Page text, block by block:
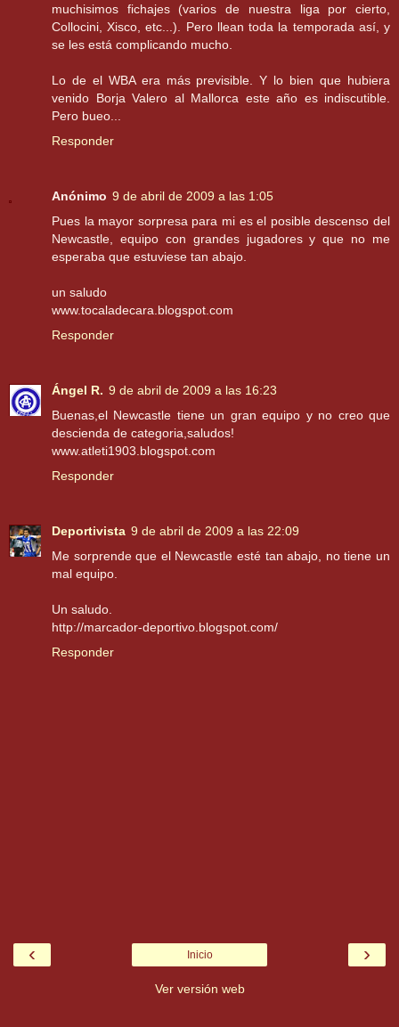
muchisimos fichajes (varios de nuestra liga por cierto,
Collocini, Xisco, etc...). Pero llean toda la temporada así, y
se les está complicando mucho.
Lo de el WBA era más previsible. Y lo bien que hubiera
venido Borja Valero al Mallorca este año es indiscutible.
Pero bueo...
Responder
Anónimo 9 de abril de 2009 a las 1:05
Pues la mayor sorpresa para mi es el posible descenso del
Newcastle, equipo con grandes jugadores y que no me
esperaba que estuviese tan abajo.
un saludo
www.tocaladecara.blogspot.com
Responder
Ángel R. 9 de abril de 2009 a las 16:23
Buenas,el Newcastle tiene un gran equipo y no creo que
descienda de categoria,saludos!
www.atleti1903.blogspot.com
Responder
Deportivista 9 de abril de 2009 a las 22:09
Me sorprende que el Newcastle esté tan abajo, no tiene un
mal equipo.
Un saludo.
http://marcador-deportivo.blogspot.com/
Responder
‹ ›
Inicio
Ver versión web